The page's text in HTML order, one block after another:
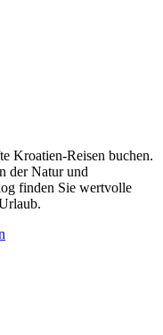
Kroatien-Reisen buchen.
der Natur und
finden Sie wertvolle